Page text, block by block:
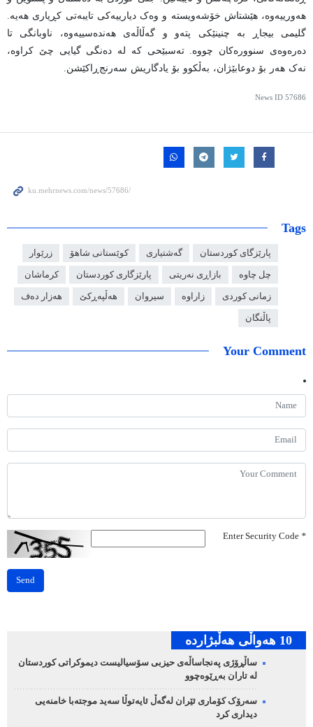
هەورییەوە، هێشتاش خۆشەویستە و وەک دیارییەکی تایبەتی کڕیاری هەیە.
گلیمی بیجاڕ بە چنینێکی پتەو و گەڵاڵەی هەندەسییەوە، ناوبانگی تا
دەرەوەی سنوورەکان چووە. تەسبێحی کە لە دەنگی گیایی چێ کراوە،
نەک هەر بۆ دوعابێژان، بەڵکوو بۆ یادگاریش سەرنج‌ڕاكێشن.
News ID 57686
Tags
پارێزگای کوردستان گەشتیاری کوێستانی شاهۆ زرێوار
چل چاوە بازاڕی نەریتی پارێزگاری کوردستان کرماشان
زمانی کوردی زاراوە سیروان هەڵپەڕکێ هەزار دەف
پاڵنگان
Your Comment
*
Send
10 هه‌واڵی هه‌ڵبژارده‌
ساڵڕۆژی پەنجاساڵەی حیزبی سۆسیالیست دیموکراتی کوردستان
لە تاران بەڕێوەچوو
سەرۆک کۆماری ئێران لەگەڵ ئایەتوڵا سەید موجتەبا خامنەیی
دیداری کرد